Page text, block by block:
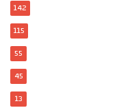
142
115
55
45
13